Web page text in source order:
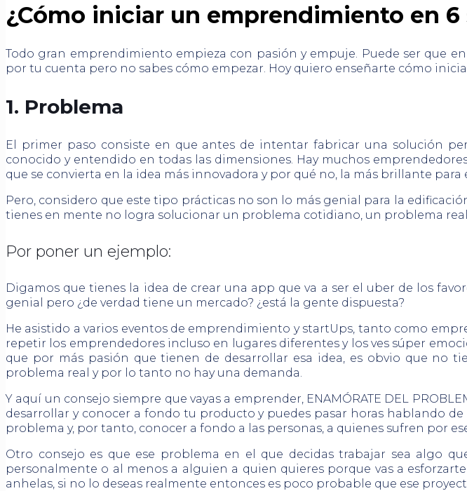
¿Cómo iniciar un emprendimiento en 6
Todo gran emprendimiento empieza con pasión y empuje. Puede ser que
por tu cuenta pero no sabes cómo empezar. Hoy quiero enseñarte cómo
1. Problema
El primer paso consiste en que antes de intentar fabricar una solución
conocido y entendido en todas las dimensiones. Hay muchos
que se convierta en la idea más innovadora y por qué no, la más brillante para
Pero, considero que este tipo prácticas no son lo más genial para la
tienes en mente no logra solucionar un problema cotidiano, un problema
Por poner un ejemplo:
Digamos que tienes la idea de crear una app que va a ser el uber de los
genial pero ¿de verdad tiene un mercado? ¿está la gente dispuesta?
He asistido a varios eventos de emprendimiento y startUps, tanto como
repetir los emprendedores incluso en lugares diferentes y los ves súper
que por más pasión que tienen de desarrollar esa idea, es obvio que no
problema real y por lo tanto no hay una demanda.
Y aquí un consejo siempre que vayas a emprender, ENAMÓRATE DEL
desarrollar y conocer a fondo tu producto y puedes pasar horas hablando
problema y, por tanto, conocer a fondo a las personas, a quienes sufren por
Otro consejo es que ese problema en el que decidas trabajar sea algo
personalmente o al menos a alguien a quien quieres porque vas a
anhelas, si no lo deseas realmente entonces es poco probable que ese